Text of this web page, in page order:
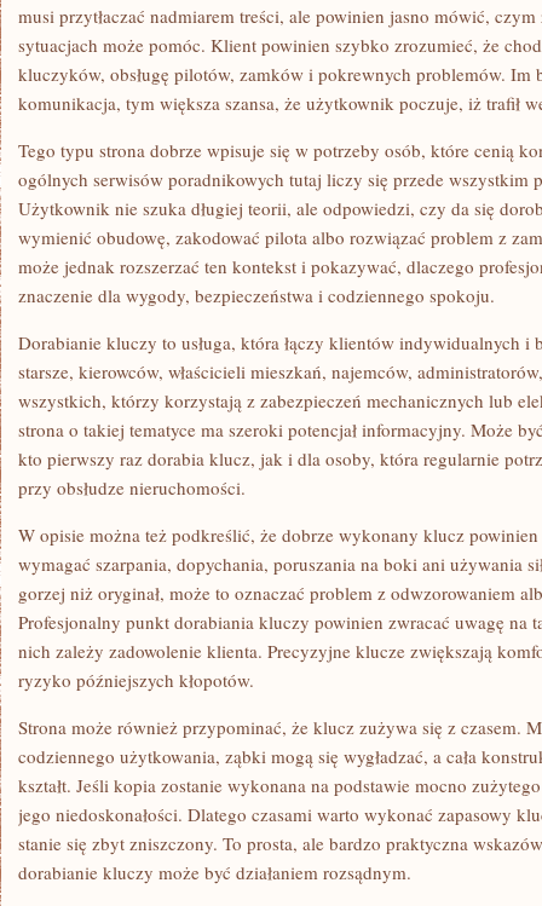
musi przytłaczać nadmiarem treści, ale powinien jasno mówić,
sytuacjach może pomóc. Klient powinien szybko zrozumieć, że
kluczyków, obsługę pilotów, zamków i pokrewnych problemów. Im
komunikacja, tym większa szansa, że użytkownik poczuje, iż trafił
Tego typu strona dobrze wpisuje się w potrzeby osób, które cenią
ogólnych serwisów poradnikowych tutaj liczy się przede wszystkim
Użytkownik nie szuka długiej teorii, ale odpowiedzi, czy da się
wymienić obudowę, zakodować pilota albo rozwiązać problem z
może jednak rozszerzać ten kontekst i pokazywać, dlaczego
znaczenie dla wygody, bezpieczeństwa i codziennego spokoju.
Dorabianie kluczy to usługa, która łączy klientów indywidualnych i
starsze, kierowców, właścicieli mieszkań, najemców,
wszystkich, którzy korzystają z zabezpieczeń mechanicznych lub
strona o takiej tematyce ma szeroki potencjał informacyjny. Może
kto pierwszy raz dorabia klucz, jak i dla osoby, która regularnie
przy obsłudze nieruchomości.
W opisie można też podkreślić, że dobrze wykonany klucz
wymagać szarpania, dopychania, poruszania na boki ani używania
gorzej niż oryginał, może to oznaczać problem z odwzorowaniem
Profesjonalny punkt dorabiania kluczy powinien zwracać uwagę na
nich zależy zadowolenie klienta. Precyzyjne klucze zwiększają
ryzyko późniejszych kłopotów.
Strona może również przypominać, że klucz zużywa się z czasem.
codziennego użytkowania, ząbki mogą się wygładzać, a cała
kształt. Jeśli kopia zostanie wykonana na podstawie mocno
jego niedoskonałości. Dlatego czasami warto wykonać zapasowy
stanie się zbyt zniszczony. To prosta, ale bardzo praktyczna
dorabianie kluczy może być działaniem rozsądnym.